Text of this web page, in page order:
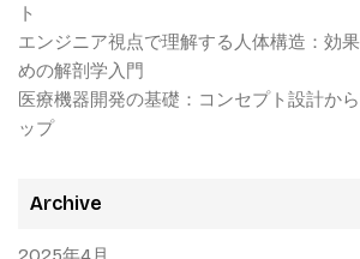
ト
エンジニア視点で理解する人体構造：効
めの解剖学入門
医療機器開発の基礎：コンセプト設計か
ップ
Archive